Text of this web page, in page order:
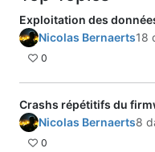
Exploitation des
Nicolas Bernaerts18
0
Crashs répétitifs du
Nicolas Bernaerts8
0